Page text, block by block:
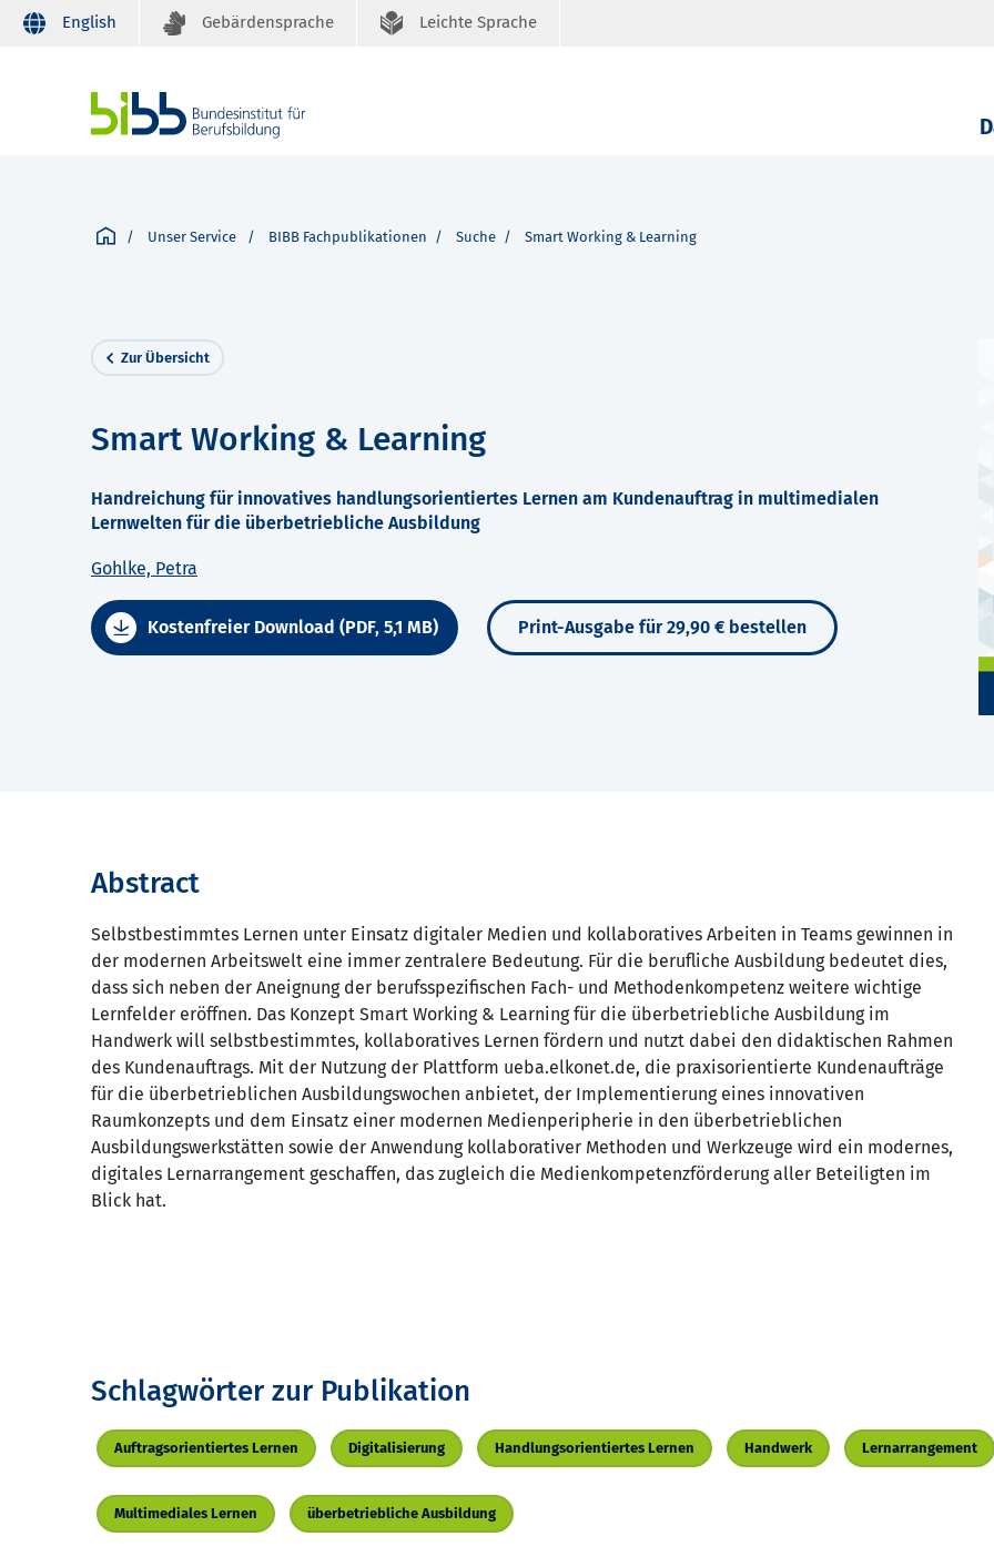
English Gebärdensprache Leichte Sprache
Unser Service BIBB Fachpublikationen Suche Smart Working & Learning
Zur Übersicht
Smart Working & Learning
Handreichung für innovatives handlungsorientiertes Lernen am Kundenauftrag in multimedialen
Lernwelten für die überbetriebliche Ausbildung
Gohlke, Petra
Kostenfreier Download (PDF, 5,1 MB) Print-Ausgabe für 29,90 € bestellen
Abstract
Selbstbestimmtes Lernen unter Einsatz digitaler Medien und kollaboratives Arbeiten in Teams gewinnen in
der modernen Arbeitswelt eine immer zentralere Bedeutung. Für die berufliche Ausbildung bedeutet dies,
dass sich neben der Aneignung der berufsspezifischen Fach- und Methodenkompetenz weitere wichtige
Lernfelder eröffnen. Das Konzept Smart Working & Learning für die überbetriebliche Ausbildung im
Handwerk will selbstbestimmtes, kollaboratives Lernen fördern und nutzt dabei den didaktischen Rahmen
des Kundenauftrags. Mit der Nutzung der Plattform ueba.elkonet.de, die praxisorientierte Kundenaufträge
für die überbetrieblichen Ausbildungswochen anbietet, der Implementierung eines innovativen
Raumkonzepts und dem Einsatz einer modernen Medienperipherie in den überbetrieblichen
Ausbildungswerkstätten sowie der Anwendung kollaborativer Methoden und Werkzeuge wird ein modernes,
digitales Lernarrangement geschaffen, das zugleich die Medienkompetenzförderung aller Beteiligten im
Blick hat.
Schlagwörter zur Publikation
Auftragsorientiertes Lernen Digitalisierung Handlungsorientiertes Lernen Handwerk Lernarrangement
Multimediales Lernen überbetriebliche Ausbildung